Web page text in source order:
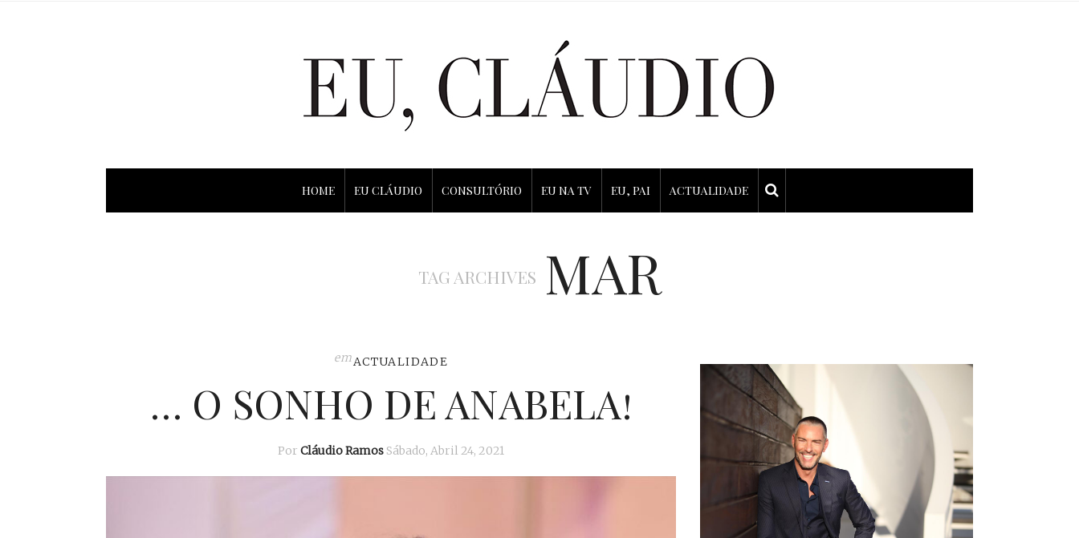
HOME EU CLÁUDIO CONSULTÓRIO EU NA TV EU, PAI ACTUALIDADE
TAG ARCHIVES MAR
emACTUALIDADE
… O SONHO DE ANABELA!
Por Cláudio Ramos Sábado, Abril 24, 2021